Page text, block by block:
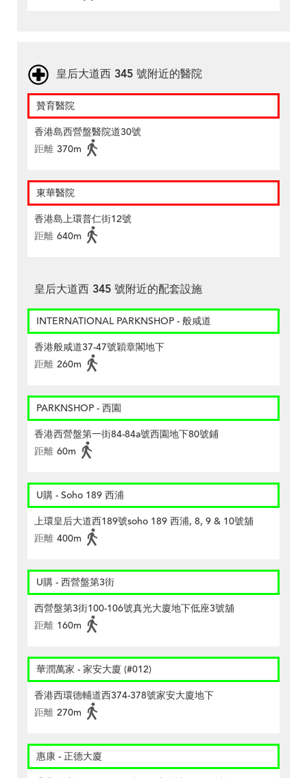
皇后大道西 345 號附近的醫院
贊育醫院
香港島西營盤醫院道30號
距離 370m
東華醫院
香港島上環普仁街12號
距離 640m
皇后大道西 345 號附近的配套設施
INTERNATIONAL PARKNSHOP - 般咸道
香港般咸道37-47號穎章閣地下
距離 260m
PARKNSHOP - 西園
香港西營盤第一街84-84a號西園地下80號鋪
距離 60m
U購 - Soho 189 西浦
上環皇后大道西189號soho 189 西浦, 8, 9 & 10號舖
距離 400m
U購 - 西營盤第3街
西營盤第3街100-106號真光大廈地下低座3號舖
距離 160m
華潤萬家 - 家安大廈 (#012)
香港西環德輔道西374-378號家安大廈地下
距離 270m
惠康 - 正德大廈